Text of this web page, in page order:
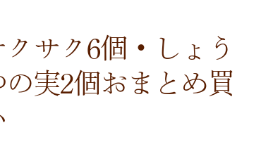
クサク6個・しょう
の実2個おまとめ買